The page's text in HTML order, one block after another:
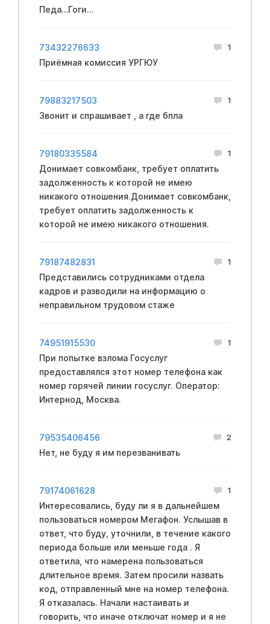
Педа…Гоги…
73432276633 1
Приёмная комиссия УРГЮУ
79883217503 1
Звонит и спрашивает , а где бпла
79180335584 1
Донимает совкомбанк, требует оплатить
задолженность к которой не имею
никакого отношения.Донимает совкомбанк,
требует оплатить задолженность к
которой не имею никакого отношения.
79187482831 1
Представились сотрудниками отдела
кадров и разводили на информацию о
неправильном трудовом стаже
74951915530 1
При попытке взлома Госуслуг
предоставлялся этот номер телефона как
номер горячей линии госуслуг. Оператор:
Интернод, Москва.
79535406456 2
Нет, не буду я им перезванивать
79174061628 1
Интересовались, буду ли я в дальнейшем
пользоваться номером Мегафон. Услышав в
ответ, что буду, уточнили, в течение какого
периода больше или меньше года . Я
ответила, что намерена пользоваться
длительное время. Затем просили назвать
код, отправленный мне на номер телефона.
Я отказалась. Начали настаивать и
говорить, что иначе отключат номер и я не